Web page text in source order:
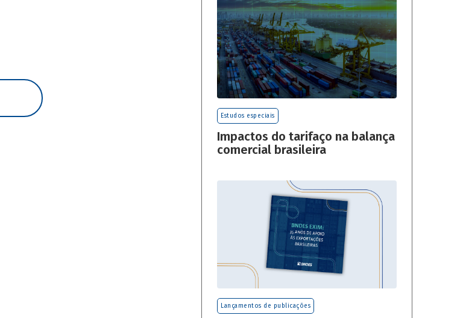
Estudos especiais
Impactos do tarifaço na balança
comercial brasileira
Lançamentos de publicações